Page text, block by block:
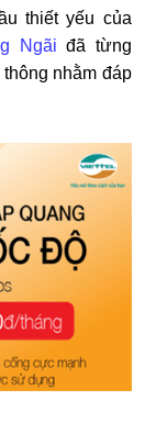
thiết yếu của
Ngãi đã từng
nhằm đáp